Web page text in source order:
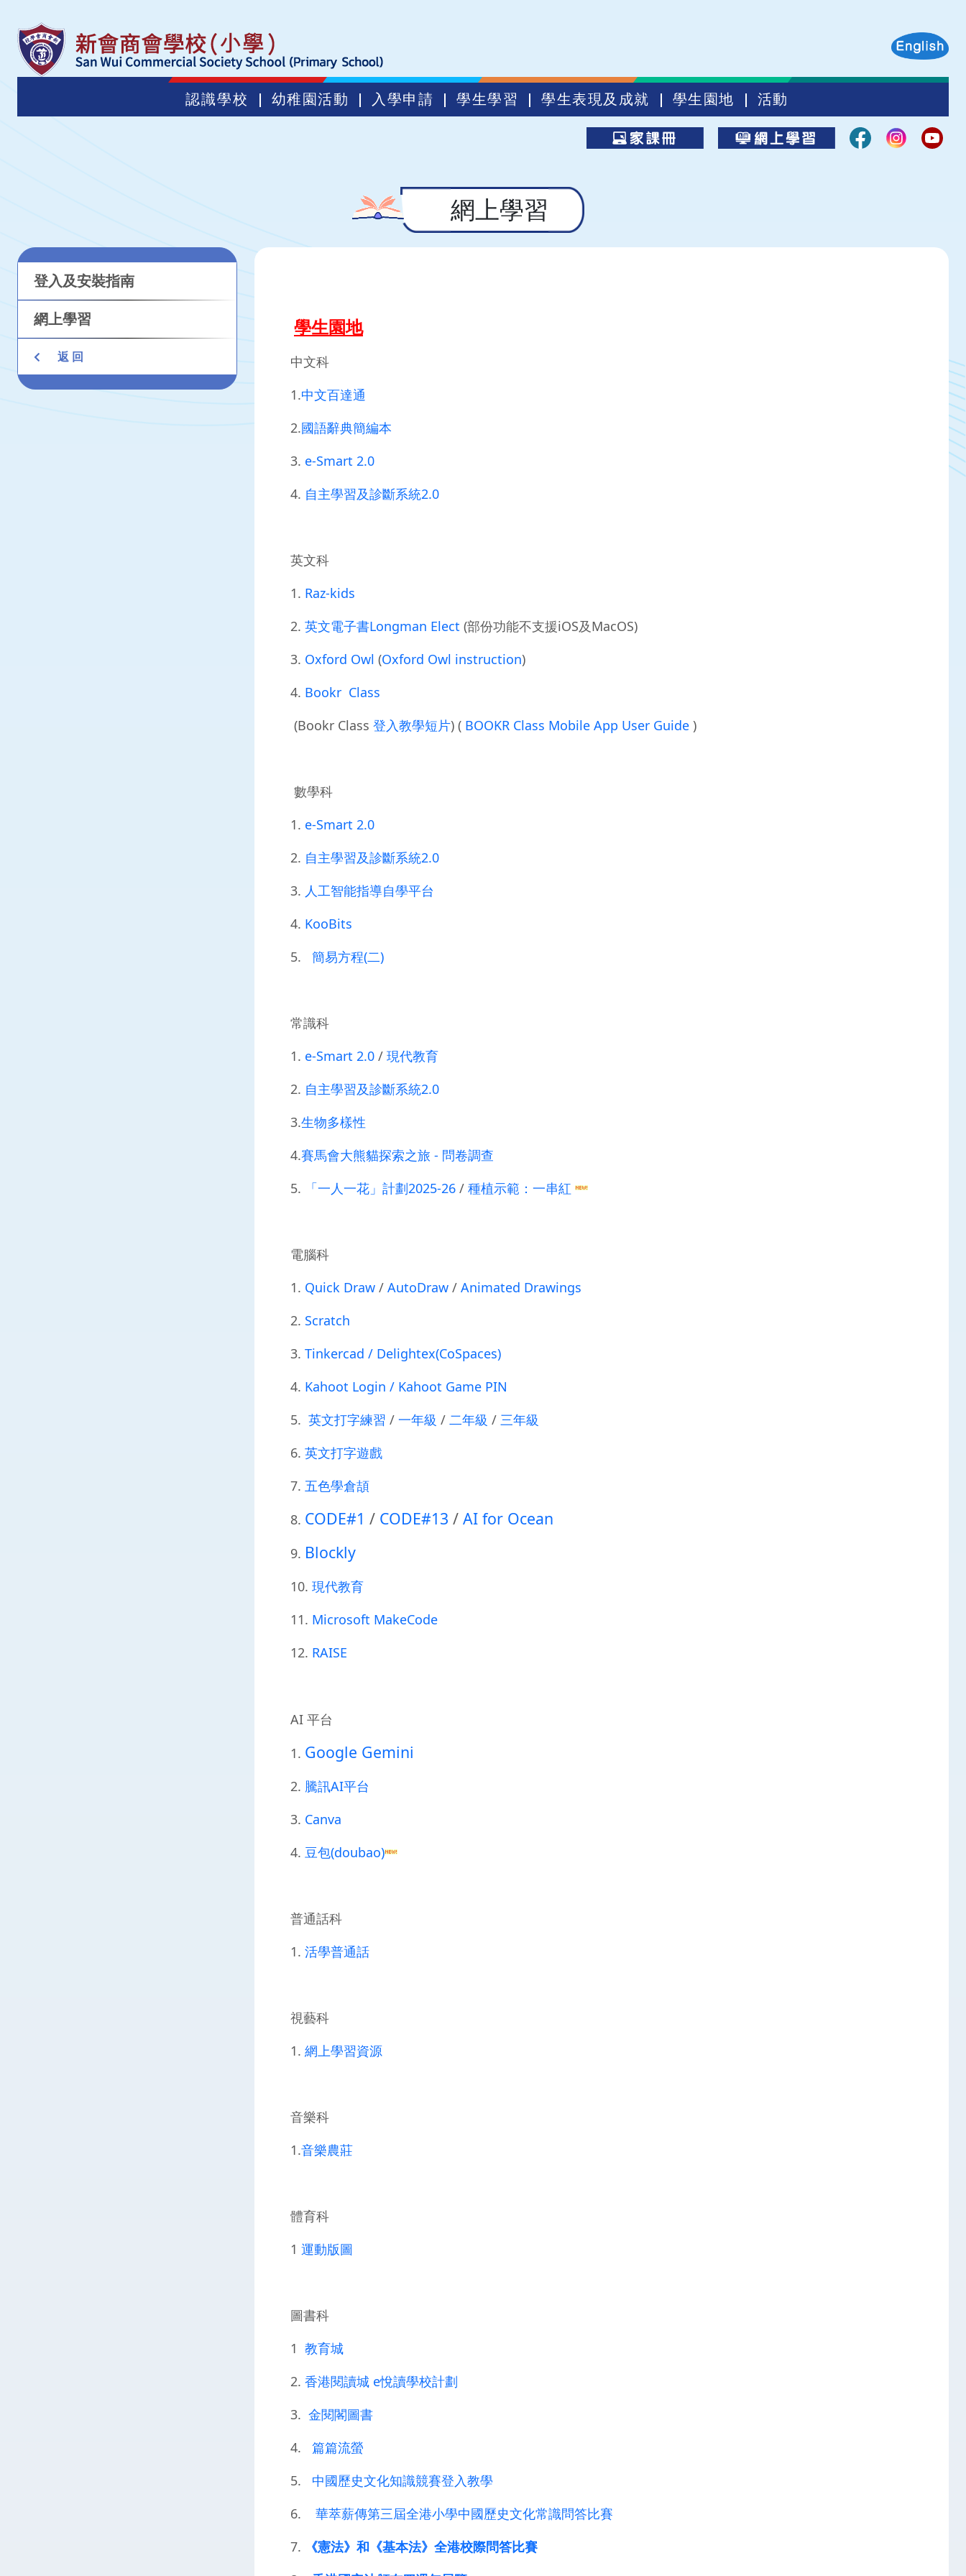
認識學校 幼稚園活動 入學申請 學生學習 學生表現及成就 學生園地 活動
網上學習
登入及安裝指南
網上學習
返 回
學生園地
中文科
1.中文百達通
2.國語辭典簡編本
3. e-Smart 2.0
4. 自主學習及診斷系統2.0
英文科
1. Raz-kids
2. 英文電子書Longman Elect (部份功能不支援iOS及MacOS)
3. Oxford Owl (Oxford Owl instruction)
4. Bookr Class
(Bookr Class 登入教學短片) ( BOOKR Class Mobile App User Guide )
數學科
1. e-Smart 2.0
2. 自主學習及診斷系統2.0
3. 人工智能指導自學平台
4. KooBits
5. 簡易方程(二)
常識科
1. e-Smart 2.0 / 現代教育
2. 自主學習及診斷系統2.0
3.生物多樣性
4.賽馬會大熊貓探索之旅 - 問卷調查
5.
「一人一花」計劃2025-26 / 種植示範：一串紅
電腦科
1. Quick Draw / AutoDraw / Animated Drawings
2. Scratch
3. Tinkercad / Delightex(CoSpaces)
4. Kahoot Login / Kahoot Game PIN
5. 英文打字練習 / 一年級 / 二年級 / 三年級
6. 英文打字遊戲
7. 五色學倉頡
8. CODE#1 / CODE#13 / AI for Ocean
9. Blockly
10. 現代教育
11. Microsoft MakeCode
12. RAISE
AI 平台
1. Google Gemini
2. 騰訊AI平台
3. Canva
4. 豆包(doubao)
普通話科
1. 活學普通話
視藝科
1. 網上學習資源
音樂科
1.音樂農莊
體育科
1 運動版圖
圖書科
1 教育城
2. 香港閱讀城 e悅讀學校計劃
3. 金閱閣圖書
4.
篇篇流螢
5. 中國歷史文化知識競賽登入教學
6. 華萃薪傳第三屆全港小學中國歷史文化常識問答比賽
7.
《憲法》和《基本法》全港校際問答比賽